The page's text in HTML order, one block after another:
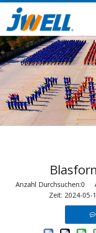
Anzahl Durchsuchen:0
Zeit: 2024-